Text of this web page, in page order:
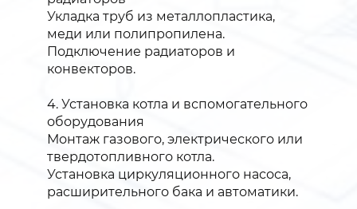
Укладка труб из металлопластика,
меди или полипропилена.
Подключение радиаторов и
конвекторов.
4. Установка котла и вспомогательного
оборудования
Монтаж газового, электрического или
твердотопливного котла.
Установка циркуляционного насоса,
расширительного бака и автоматики.